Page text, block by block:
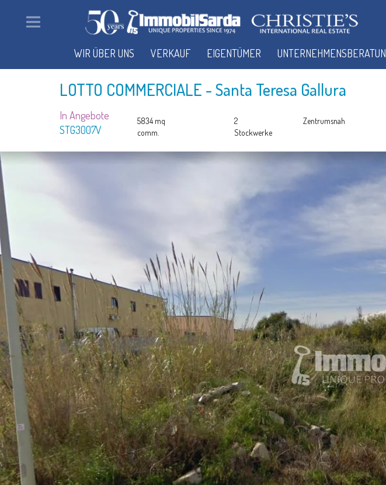
LOTTO COMMERCIALE - Santa Teresa Gallura
In Angebote
STG3007V
5834 mq
comm.
2
Stockwerke
Zentrumsnah
WIR ÜBER UNS VERKAUF EIGENTÜMER